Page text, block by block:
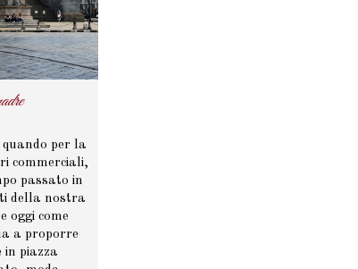
per la
commerciali,
passato in
della nostra
oggi come
a proporre
in piazza